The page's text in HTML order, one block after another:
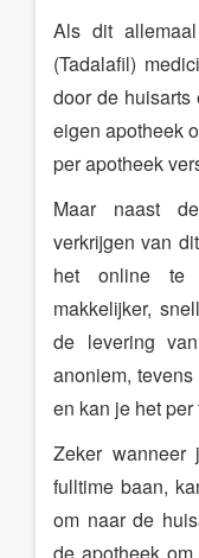
Als dit
(Tadalafil)
door de
eigen apotheek
per apotheek
Maar naast
verkrijgen van
het online te
makkelijker,
de levering
anoniem,
en kan je het
Zeker
fulltime baan,
om naar de